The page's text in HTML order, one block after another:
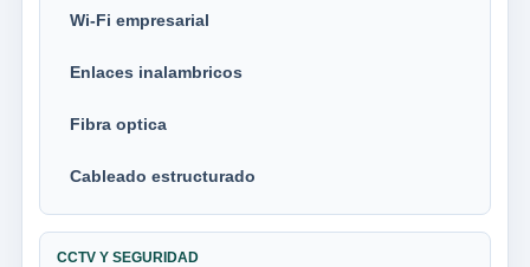
Wi-Fi empresarial
Enlaces inalambricos
Fibra optica
Cableado estructurado
CCTV Y SEGURIDAD